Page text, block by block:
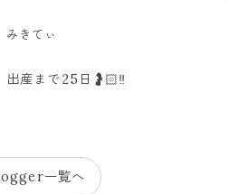
みきてぃ
出産まで25日🤰🏻‼️
一覧へ